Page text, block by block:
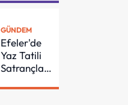
GÜNDEM
Efeler'de
Yaz Tatili
Satrançla